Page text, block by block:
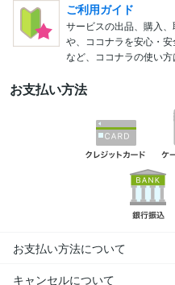
ご利用ガイド
サービスの出品、購入
や、ココナラを安心・
など、ココナラの使い方
お支払い方法
お支払い方法について
キャンセルについて